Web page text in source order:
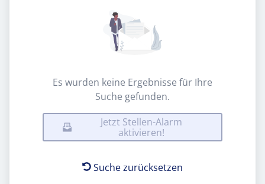
Es wurden keine Ergebnisse für Ihre
Suche gefunden.
Jetzt Stellen-Alarm
aktivieren!
Suche zurücksetzen